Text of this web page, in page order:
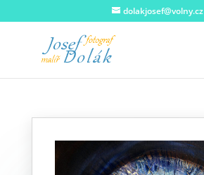
dolakjosef@volny.cz